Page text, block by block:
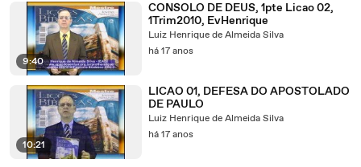
9:40
CONSOLO DE DEUS, 1pte Licao 02,
1Trim2010, EvHenrique
Luiz Henrique de Almeida Silva
há 17 anos
10:21
LICAO 01, DEFESA DO APOSTOLADO
DE PAULO
Luiz Henrique de Almeida Silva
há 17 anos